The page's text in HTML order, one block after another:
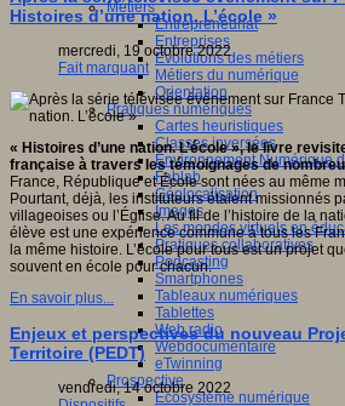
Métiers
Entrepreneuriat
Entreprises
Evolutions des métiers
Métiers du numérique
Orientation
Pratiques numériques
Cartes heuristiques
Classes inversées
Environnement Numérique
Fablab
Géolocalisation
Images
Les mondes virtuels en
Pratiques collaboratives
Podcasting
Smartphones
Tableaux numériques
Tablettes
Web radio
Webdocumentaire
eTwinning
Prospective
Ecosystème numérique
Histoires d’une nation. L’école »
mercredi, 19 octobre 2022
Fait marquant
« Histoires d’une nation. L’école », le livre
française à travers les témoignages de
France, République et École sont nées au même
Pourtant, déjà, les instituteurs étaient missionnés
villageoises ou l’Église. Au fil de l’histoire de la
élève est une expérience commune à tous les
la même histoire. L’école pour tous est un projet
souvent en école pour chacun.
En savoir plus...
Enjeux et perspectives du nouveau
Territoire (PEDT)
vendredi, 14 octobre 2022